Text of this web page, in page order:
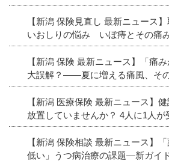
【新潟 保険見直し 最新ニュース
いおしりの悩み いぼ痔とその痛
【新潟 保険 最新ニュース】「痛
大誤解？――夏に増える痛風、そ
【新潟 医療保険 最新ニュース】
放置していませんか？ 4人に1人
【新潟 保険相談 最新ニュース】
低い」うつ病治療の課題―新ガイ